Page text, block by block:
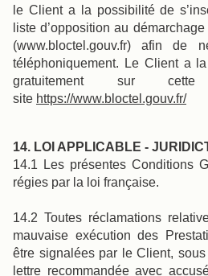
le Client a la possibilité de
liste d’opposition au
(www.bloctel.gouv.fr) afin de
téléphoniquement. Le Client a
gratuitement sur
site https://www.bloctel.gouv.fr/
14. LOI APPLICABLE -
14.1 Les présentes Conditions
régies par la loi française.
14.2 Toutes réclamations
mauvaise exécution des
être signalées par le Client,
lettre recommandée avec